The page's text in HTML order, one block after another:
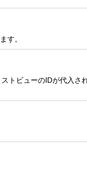
す。
トビューのIDが代入さ